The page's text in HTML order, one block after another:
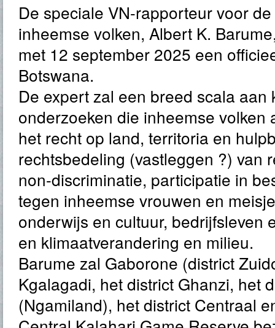
De speciale VN-rapporteur voor
inheemse volken, Albert K.
met 12 september 2025 een
Botswana.
De expert zal een breed scala aan
onderzoeken die inheemse volken
het recht op land, territoria en
rechtsbedeling (vastleggen ?) van
non-discriminatie, participatie in
tegen inheemse vrouwen en
onderwijs en cultuur, bedrijfsleven
en klimaatverandering en milieu.
Barume zal Gaborone (district
Kgalagadi, het district Ghanzi, het
(Ngamiland), het district Centraal